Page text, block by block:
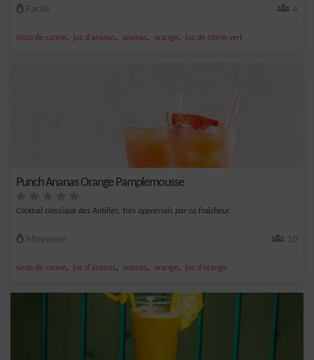
Facile 4
sirop de canne, jus d'ananas, ananas, orange, jus de citron vert
Punch Ananas Orange Pamplemousse
Cocktail classique des Antilles, très appréciais par sa fraîcheur.
Moyenne 10
sirop de canne, jus d'ananas, ananas, orange, jus d'orange